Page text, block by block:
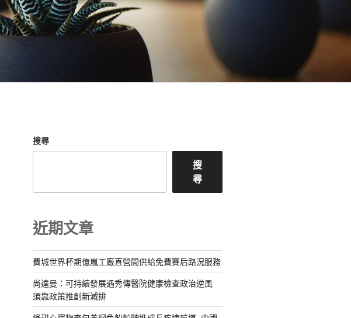
搜尋
搜
尋
近期文章
費城世界杯期億嵐工廠直營間供給免費賽后路況服務
尚達曼：可持續發展遇秀傳醫院健康檢查政治逆風
須靠政策推創新減排